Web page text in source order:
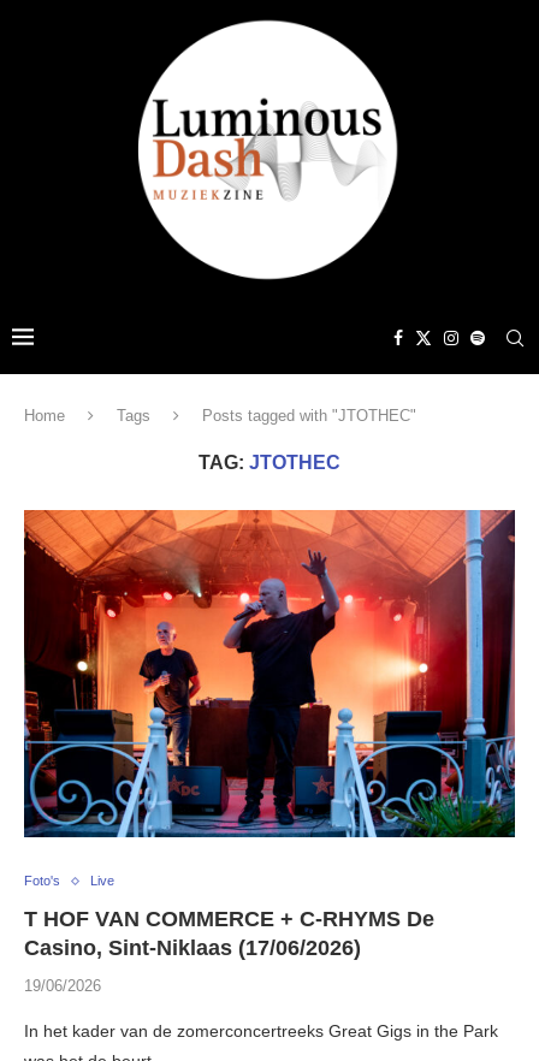
Home Tags Posts tagged with "JTOTHEC"
TAG: JTOTHEC
Foto's Live
T HOF VAN COMMERCE + C-RHYMS De
Casino, Sint-Niklaas (17/06/2026)
19/06/2026
In het kader van de zomerconcertreeks Great Gigs in the Park